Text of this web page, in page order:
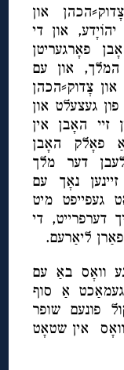
און
און די
פאָרגעריטן
המלך, און עם
און צָדוק⸗הכהן
געצעלט און
האָבן אין
פאָלק האָבן
דער מלך
נאָך עם
געפייפט מיט
דערפרייט, די
ליאַרעם.
וואָס באַ עם
אַ סוף
פונעם שופר
אין שטאָט